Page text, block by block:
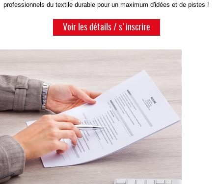
professionnels du textile durable pour un maximum d'idées et de pistes !
Voir les détails / s'inscrire